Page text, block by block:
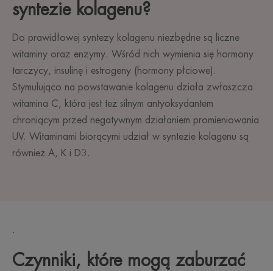
syntezie kolagenu?
Do prawidłowej syntezy kolagenu niezbędne są liczne
witaminy oraz enzymy. Wśród nich wymienia się hormony
tarczycy, insulinę i estrogeny (hormony płciowe).
Stymulująco na powstawanie kolagenu działa zwłaszcza
witamina C, która jest też silnym antyoksydantem
chroniącym przed negatywnym działaniem promieniowania
UV. Witaminami biorącymi udział w syntezie kolagenu są
również A, K i D3.
.
Czynniki, które mogą zaburzać